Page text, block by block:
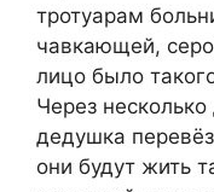
тротуарам
чавкающей,
лицо было
Через
дедушка
они будут жить